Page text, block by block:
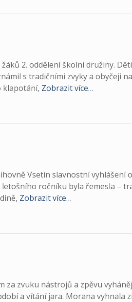
2. oddělení školní družiny.
s tradičními zvyky a obyčeji
klapotání, Zobrazit více…
Vsetín slavnostní vyhlášení
ročníku byla řemesla –
Zobrazit více…
za zvuku nástrojů a zpěvu
a vítání jara. Morana vyhnala